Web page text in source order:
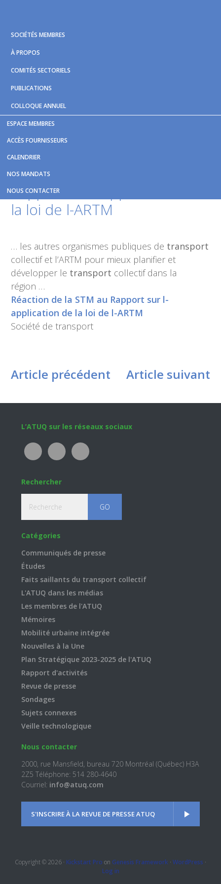
primary
navigation
main
content
footer
ESPACE MEMBRES
ACCÈS FOURNISSEURS
CALENDRIER
NOS MANDATS
NOUS CONTACTER
SOCIÉTÉS MEMBRES
À PROPOS
COMITÉS SECTORIELS
PUBLICATIONS
COLLOQUE ANNUEL
Vous êtes ici :Accueil
Réaction de la STM au
Rapport sur l-application de
la loi de l-ARTM
… les autres organismes publiques de transport
collectif et l’ARTM pour mieux planifier et
développer le transport collectif dans la
région …
Réaction de la STM au Rapport sur l-
application de la loi de l-ARTM
Société de transport
Article précédent Article suivant
Footer
L’ATUQ sur les réseaux sociaux
Rechercher
Catégories
Communiqués de presse
Études
Faits saillants du transport collectif
L'ATUQ dans les médias
Les membres de l'ATUQ
Mémoires
Mobilité urbaine intégrée
Nouvelles à la Une
Plan Stratégique 2023-2025 de l'ATUQ
Rapport d'activités
Revue de presse
Sondages
Sujets connexes
Veille technologique
Nous contacter
2000, rue Mansfield, bureau 720 Montréal (Québec) H3A
2Z5 Téléphone: 514 280-4640
Courriel: info@atuq.com
S'INSCRIRE À LA REVUE DE PRESSE ATUQ
Copyright © 2026 · Kickstart Pro on Genesis Framework · WordPress ·
Log in